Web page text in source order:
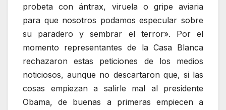
probeta con ántrax, viruela o gripe aviaria
para que nosotros podamos especular sobre
su paradero y sembrar el terror». Por el
momento representantes de la Casa Blanca
rechazaron estas peticiones de los medios
noticiosos, aunque no descartaron que, si las
cosas empiezan a salirle mal al presidente
Obama, de buenas a primeras empiecen a